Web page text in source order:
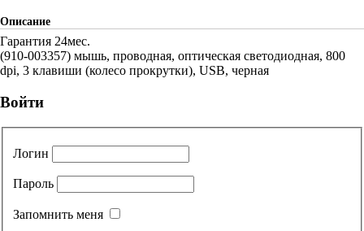
Описание
Гарантия 24мес.
(910-003357) мышь, проводная, оптическая светодиодная, 800
dpi, 3 клавиши (колесо прокрутки), USB, черная
Войти
Логин
Пароль
Запомнить меня